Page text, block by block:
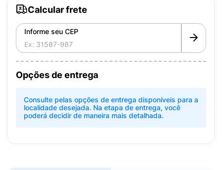
Calcular frete
Informe seu CEP
Opções de entrega
Consulte pelas opções de entrega disponíveis para a
localidade desejada. Na etapa de entrega, você
poderá decidir de maneira mais detalhada.